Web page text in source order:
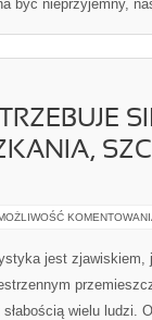
być nieprzyjemny,
jest zjawiskiem,
słabością wielu ludzi.